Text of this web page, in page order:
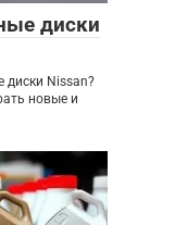
диски
диски Nissan?
новые и